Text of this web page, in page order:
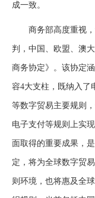
成一致。
商务部高度重视，
判，中国、欧盟、澳
商务协定》。该协定
容4大支柱，既纳入了
等数字贸易主要规则
电子支付等规则上实
面取得的重要成果，
定，将为全球数字贸
则环境，也将惠及全